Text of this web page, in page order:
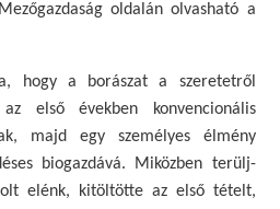
oldalán olvasható a
hogy a borászat a szeretetről
első években konvencionális
majd egy személyes élmény
biogazdává. Miközben terülj-
elénk, kitöltötte az első tételt,